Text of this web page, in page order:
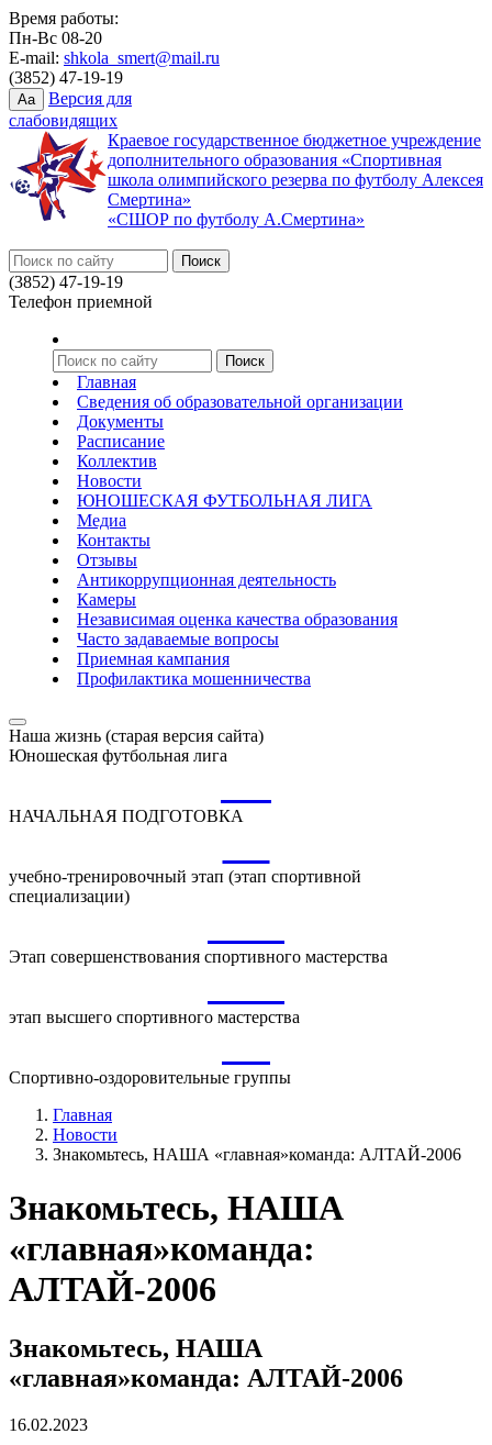
Время работы:
Пн-Вс 08-20
E-mail: shkola_smert@mail.ru
(3852) 47-19-19
Aa
Версия для
слабовидящих
Краевое государственное бюджетное учреждение
дополнительного образования «Спортивная
школа олимпийского резерва по футболу Алексея
Смертина»
«СШОР по футболу А.Смертина»
(3852) 47-19-19
Телефон приемной
Главная
Сведения об образовательной организации
Документы
Расписание
Коллектив
Новости
ЮНОШЕСКАЯ ФУТБОЛЬНАЯ ЛИГА
Медиа
Контакты
Отзывы
Антикоррупционная деятельность
Камеры
Независимая оценка качества образования
Часто задаваемые вопросы
Приемная кампания
Профилактика мошенничества
Наша жизнь (старая версия сайта)
Юношеская футбольная лига
НАЧАЛЬНАЯ ПОДГОТОВКА
учебно-тренировочный этап (этап спортивной
специализации)
Этап совершенствования спортивного мастерства
этап высшего спортивного мастерства
Спортивно-оздоровительные группы
Главная
Новости
Знакомьтесь, НАША «главная»команда: АЛТАЙ-2006
Знакомьтесь, НАША
«главная»команда:
АЛТАЙ-2006
Знакомьтесь, НАША
«главная»команда: АЛТАЙ-2006
16.02.2023